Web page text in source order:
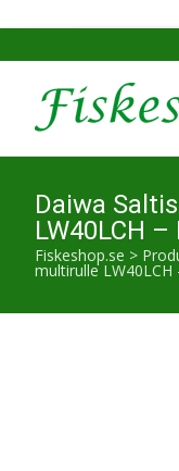
Daiwa
LW40LCH –
Fiskeshop.se >
multirulle LW40LCH